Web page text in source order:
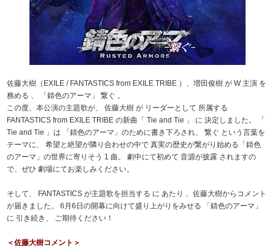
佐藤大樹（EXILE / FANTASTICS from EXILE TRIBE ）、増田俊樹 が W 主演 を
務める 、 「錆色のアーマ」 繋ぐ 。
この度、本公演の主題歌が、 佐藤大樹 が リーダーとして 所属する
FANTASTICS from EXILE TRIBE の新曲「 Tie and Tie 」 に 決定しました。 「
Tie and Tie 」は 「錆色のアーマ」のために書き下ろされ、 繋ぐ という言葉を
テーマに、 希望と絶望が隣り合わせの中で 真実の歴史が繋がり始める「錆色
のアーマ」の世界に寄りそう 1 曲。 劇中にて初めて 音源が披露 されますの
で、ぜひ 劇場にてお楽しみください。
そして、 FANTASTICS が主題歌を担当する に あたり 、佐藤大樹からコメント
が届きました。 6月6日の開幕に向けて盛り上がりをみせる 「錆色のアーマ」
に 引き続き、 ご期待ください！
＜佐藤大樹コメント＞